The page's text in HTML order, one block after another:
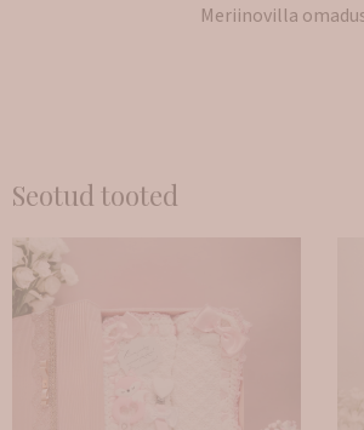
Meriinovilla
Seotud tooted